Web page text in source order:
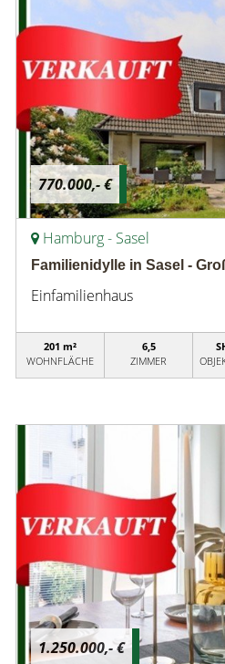
770.000,- €
Hamburg - Sasel
Familienidylle in Sasel -
Einfamilienhaus
201 m²
WOHNFLÄCHE
6,5
ZIMMER
1.250.000,- €